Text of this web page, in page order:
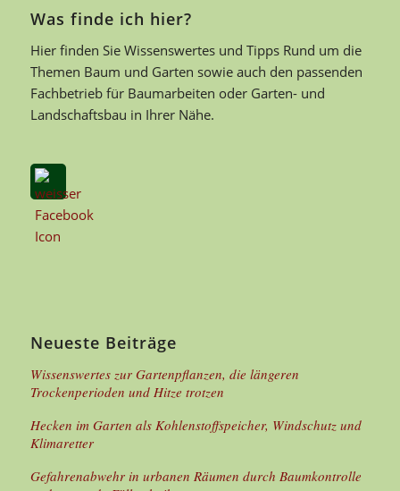
Was finde ich hier?
Hier finden Sie Wissenswertes und Tipps Rund um die
Themen Baum und Garten sowie auch den passenden
Fachbetrieb für Baumarbeiten oder Garten- und
Landschaftsbau in Ihrer Nähe.
Neueste Beiträge
Wissenswertes zur Gartenpflanzen, die längeren
Trockenperioden und Hitze trotzen
Hecken im Garten als Kohlenstoffspeicher, Windschutz und
Klimaretter
Gefahrenabwehr in urbanen Räumen durch Baumkontrolle